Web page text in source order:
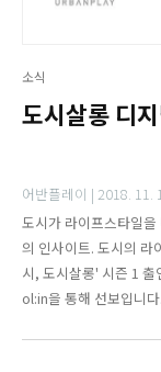
소식
도시살롱 디
어반플레이 | 2018. 11.
도시가 라이프스타일
의 인사이트. 도시의 라
시, 도시살롱' 시즌 1
ol:in을 통해 선보입니다.